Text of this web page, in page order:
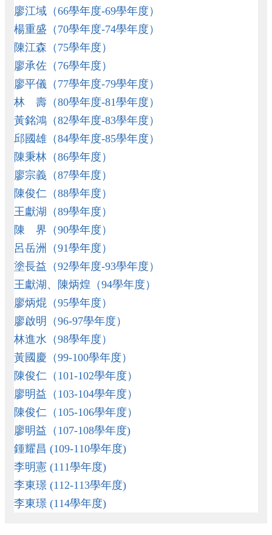
團
隊
校
園
成
果
校
務
E
化
校
園
動
態
家
長
會
檔
案
櫃
數
位
自
主
學
大
新
國
小
課
程
計
畫
廖江域（66學年度-69學年度）
楊重盛（70學年度-74學年度）
陳江森（75學年度）
廖承佐（76學年度）
廖平儀（77學年度-79學年度）
林 壽（80學年度-81學年度）
黃銘鴻（82學年度-83學年度）
邱國雄（84學年度-85學年度）
陳秉林（86學年度）
廖宗義（87學年度）
陳俊仁（88學年度）
王獻湖（89學年度）
陳 界（90學年度）
呂岳洲（91學年度）
塗長益（92學年度-93學年度）
王獻湖、陳炳煌（94學年度）
廖炳焜（95學年度）
廖啟明（96-97學年度）
林進水（98學年度）
黃國慶（99-100學年度）
陳俊仁（101-102學年度）
廖明益（103-104學年度）
陳俊仁（105-106學年度）
廖明益（107-108學年度)
鍾耀昌 (109-110學年度)
李明憲 (111學年度)
李東璟 (112-113學年度)
李東璟 (114學年度)